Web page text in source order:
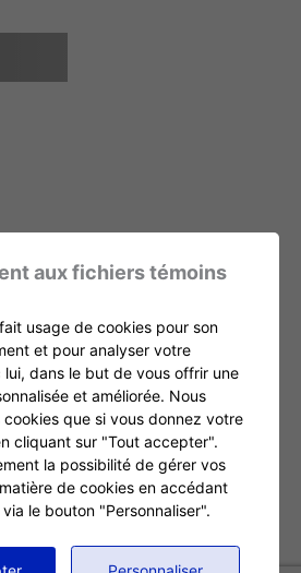
aux fichiers témoins
usage de cookies pour son
et pour analyser votre
dans le but de vous offrir une
et améliorée. Nous
cookies que si vous donnez votre
cliquant sur "Tout accepter".
la possibilité de gérer vos
de cookies en accédant
le bouton "Personnaliser".